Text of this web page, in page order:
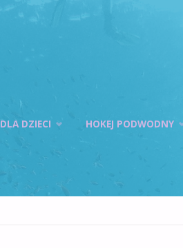
DLA DZIECI HOKEJ PODWODNY